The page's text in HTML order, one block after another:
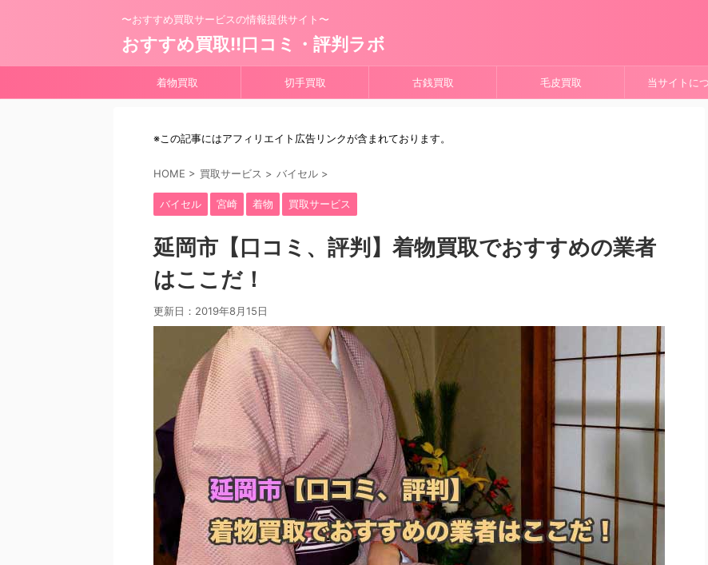
〜おすすめ買取サービスの情報提供サイト〜
おすすめ買取!!口コミ・評判ラボ
着物買取 切手買取 古銭買取 毛皮買取 当サイトに
※この記事にはアフィリエイト広告リンクが含まれております。
HOME > 買取サービス > バイセル >
バイセル 宮崎 着物 買取サービス
延岡市【口コミ、評判】着物買取でおすすめの業者
はここだ！
更新日： 2019年8月15日